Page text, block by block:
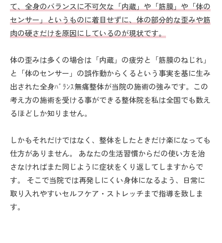
て、全身のバランスに不可欠な「内蔵」や「筋膜」や「体の
センサー」というものに着目せずに、体の部分的な歪みや筋
肉の硬さだけを原因にしているのが現状です。
体の歪みは多くの場合は「内蔵」の疲労と「筋膜のねじれ」
と「体のセンサー」の誤作動からくるという事実を基に生み
出された全身ﾊﾞﾗﾝｽ無痛整体が当院の施術の強みです。この
考え方の施術を受ける事ができる整体院を私は全国でも数え
るほどしか知りません。
しかもそれだけではなく、整体をしたときだけ楽になっても
仕方がありません。 あなたの生活習慣からだの使い方を治
さなければまた同じように症状をくり返してしますからで
す。 そこで当院では再発しにくい身体になるよう、日常に
取り入れやすいセルフケア・ストレッチまで指導を致しま
す。